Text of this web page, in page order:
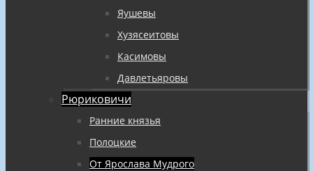
Яушевы
Хузясеитовы
Касимовы
Давлетьяровы
Рюриковичи
Ранние князья
Полоцкие
От Ярослава Мудрого